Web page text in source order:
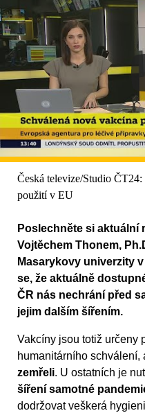
Česká televize/Studio
použití v EU
Poslechněte si aktuální
Vojtěchem Thonem,
Masarykovy univerzity
se, že aktuálně
ČR nás nechrání před
jejim dalším šířením.
Vakcíny jsou totiž určeny
humanitárního schválení,
zemřeli. U ostatních je
šíření samotné
dodržovat veškerá